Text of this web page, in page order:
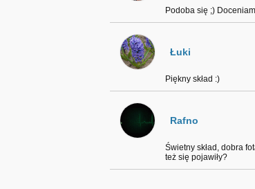
Podoba się ;)
Łuki
Piękny skład :)
Rafno
Świetny skład, dobra
też się pojawiły?